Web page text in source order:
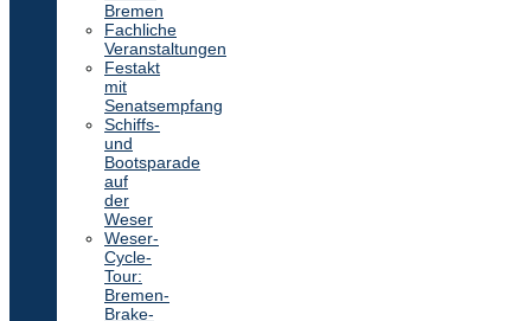
Bremen
Fachliche
Veranstaltungen
Festakt
mit
Senatsempfang
Schiffs-
und
Bootsparade
auf
der
Weser
Weser-
Cycle-
Tour:
Bremen-
Brake-